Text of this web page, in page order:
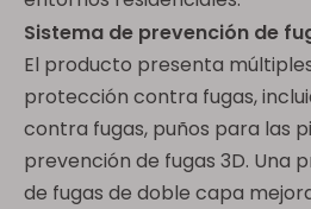
Sistema de prevención de
El producto presenta
protección contra fugas,
contra fugas, puños para las
prevención de fugas 3D. Una
de fugas de doble capa